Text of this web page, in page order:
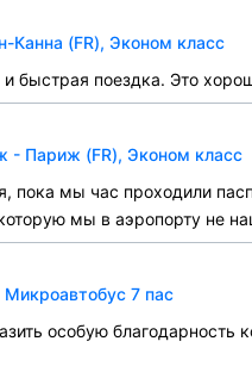
Канна (FR), Эконом класс
быстрая поездка. Это
- Париж (FR), Эконом класс
пока мы час проходили
мы в аэропорту не
7 пас
особую благодарность